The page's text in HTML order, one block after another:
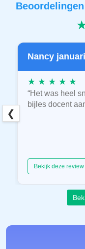
Nancy
★ ★ ★ ★ ★
“Het was heel
bijles docent
Bekijk deze
❮